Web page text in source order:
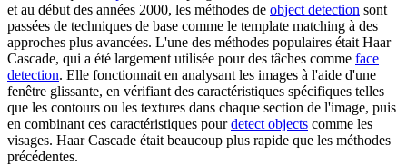
et au début des années 2000, les méthodes de object detection sont
passées de techniques de base comme le template matching à des
approches plus avancées. L'une des méthodes populaires était Haar
Cascade, qui a été largement utilisée pour des tâches comme face
detection. Elle fonctionnait en analysant les images à l'aide d'une
fenêtre glissante, en vérifiant des caractéristiques spécifiques telles
que les contours ou les textures dans chaque section de l'image, puis
en combinant ces caractéristiques pourdetect objects comme les
visages. Haar Cascade était beaucoup plus rapide que les méthodes
précédentes.